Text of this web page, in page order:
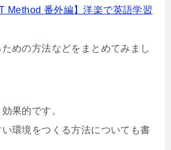
Method 番外編】洋楽で英語学習
めの方法などをまとめてみまし
果的です。
環境をつくる方法についても書